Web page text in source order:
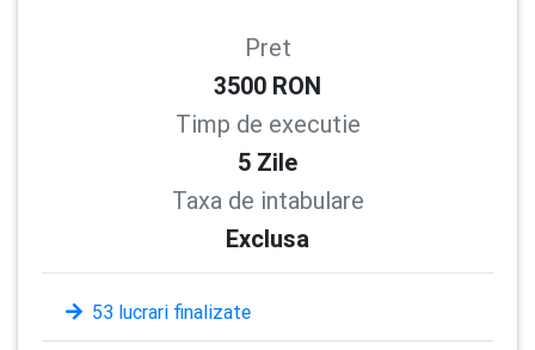
Pret
3500 RON
Timp de executie
5 Zile
Taxa de intabulare
Exclusa
53 lucrari finalizate